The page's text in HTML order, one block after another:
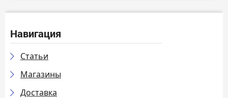
Навигация
Статьи
Магазины
Доставка